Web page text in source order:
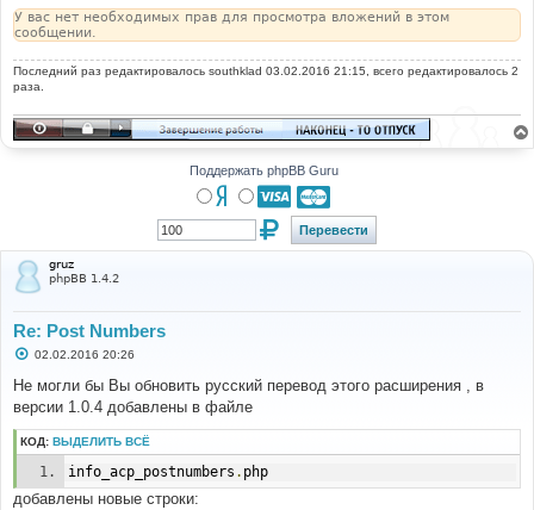
У вас нет необходимых прав для просмотра вложений в этом
сообщении.
Последний раз редактировалось southklad 03.02.2016 21:15, всего редактировалось 2
раза.
Поддержать phpBB Guru
gruz
phpBB 1.4.2
Re: Post Numbers
С
о
щ
н
и
02.02.2016 20:26
Не могли бы Вы обновить русский перевод этого расширения , в
версии 1.0.4 добавлены в файле
КОД: ВЫДЕЛИТЬ ВСЁ
info_acp_postnumbers . php
добавлены новые строки: